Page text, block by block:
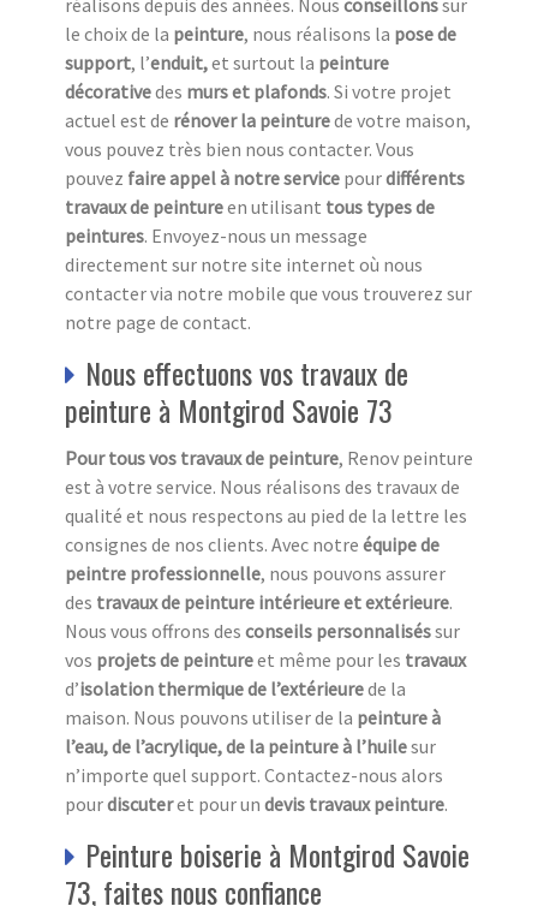
le choix de la peinture, nous réalisons la pose de
support, l’enduit,et surtout la peinture
décorativedes murs et plafonds. Si votre projet
actuel est de rénover la peinturede votre maison,
vous pouvez très bien nous contacter. Vous
pouvez faire appel à notre service pourdifférents
travaux de peintureen utilisant tous types de
peintures. Envoyez-nous un message
directement sur notre site internet où nous
contacter via notre mobile que vous trouverez sur
notre page de contact.
Nous effectuons vos travaux de
peinture à Montgirod Savoie 73
Pour tous vos travaux de peinture, Renov peinture
est à votre service. Nous réalisons des travaux de
qualité et nous respectons au pied de la lettre les
consignes de nos clients. Avec notre équipe de
peintre professionnelle, nous pouvons assurer
des travaux de peinture intérieure et extérieure.
Nous vous offrons des conseils personnaliséssur
vos projets de peintureet même pour les travaux
d’isolation thermique de l’extérieurede la
maison. Nous pouvons utiliser de la peinture à
l’eau, de l’acrylique, de la peinture à l’huilesur
n’importe quel support. Contactez-nous alors
pourdiscuteret pour un devis travaux peinture.
Peinture boiserie à Montgirod Savoie
73, faites nous confiance